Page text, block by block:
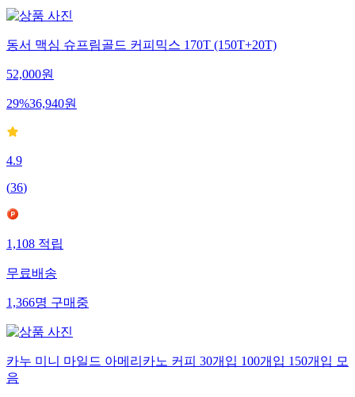
동서 맥심 슈프림골드 커피믹스 170T (150T+20T)
52,000원
29%36,940원
4.9
(36)
1,108적립
무료배송
1,366명구매중
카누 미니 마일드 아메리카노 커피 30개입 100개입 150개입 모
음